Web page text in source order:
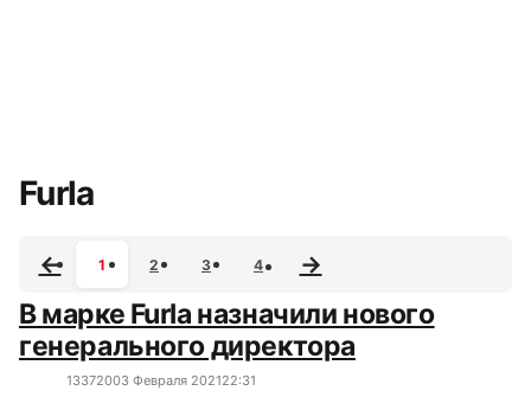
Furla
1 2 3 4
В марке Furla назначили нового
генерального директора
13372003 Февраля 202122:31